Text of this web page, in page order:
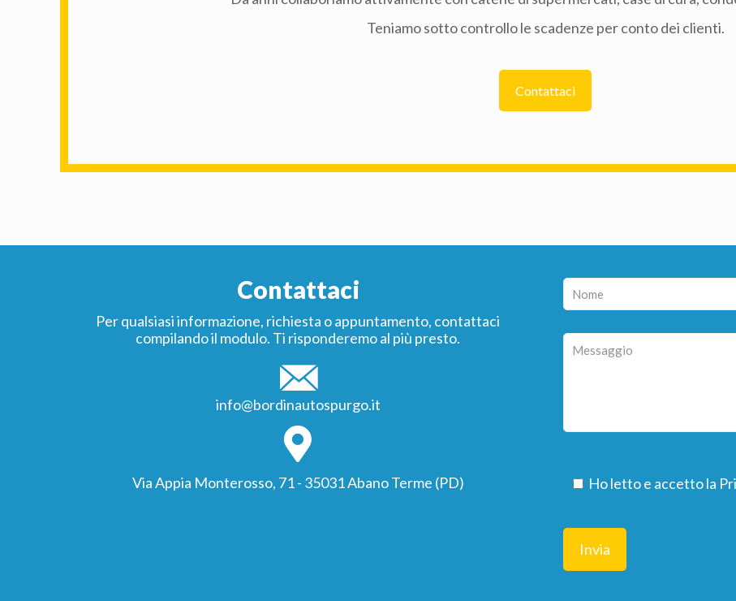
Teniamo sotto controllo le scadenze per conto dei clienti.
Contattaci
Contattaci
Per qualsiasi informazione, richiesta o appuntamento, contattaci
compilando il modulo. Ti risponderemo al più presto.
info@bordinautospurgo.it
Via Appia Monterosso, 71 - 35031 Abano Terme (PD) Ho letto e accetto la